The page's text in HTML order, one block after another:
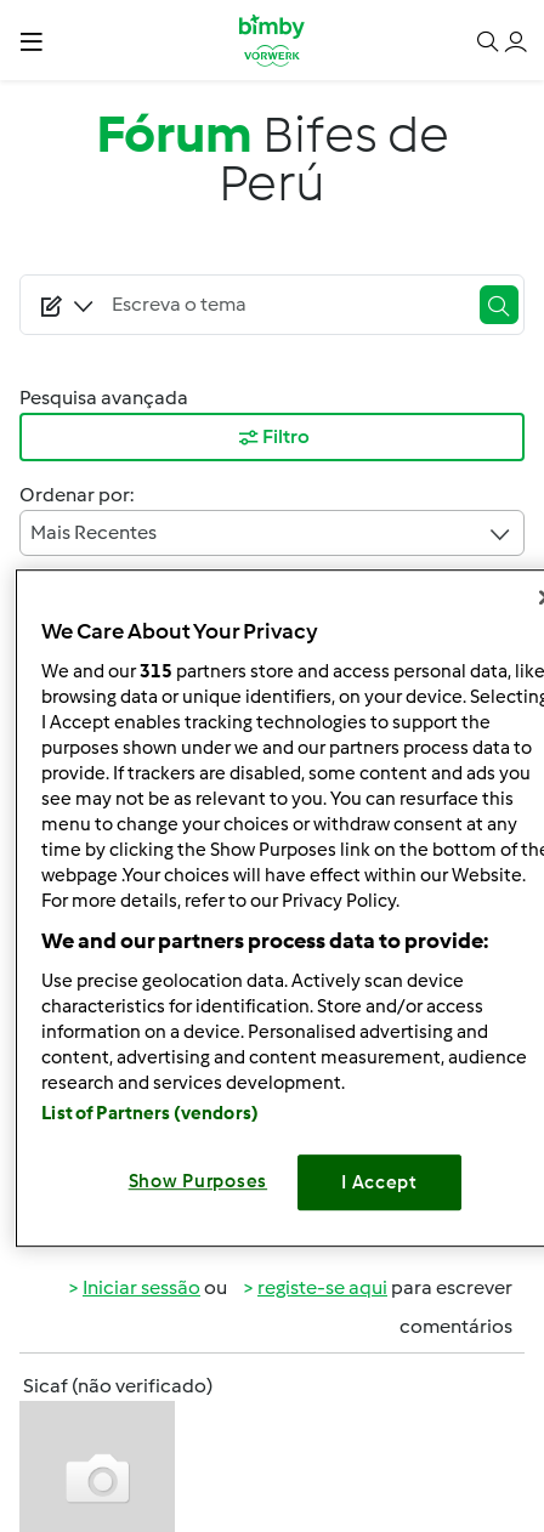
Passar para o conteúdo principal
Fórum Bifes de
Perú
Pesquisa avançada
Filtro
Ordenar por:
Mais Recentes
10
2 | Última entrada
Responder mensagem
Anónimo (não verificado)
Sáb, 2011-11-05 18:50
Boa Tarde
Gostaria que me dessem sugestões de receitas que
envolvam bifes de perú...::mixie-smile:
Iniciar sessão ou registe-se aqui para escrever
comentários
Sicaf (não verificado)
We Care About Your Privacy
We and our315 partners store and access personal data,
browsing data or unique identifiers, on your device.
I Accept enables tracking technologies to support the
purposes shown under we and our partners process data to
provide. If trackers are disabled, some content and ads you
see may not be as relevant to you. You can resurface this
menu to change your choices or withdraw consent at any
time by clicking the Show Purposes link on the bottom of
webpage .Your choices will have effect within our Website.
For more details, refer to our Privacy Policy.
We and our partners process data to provide:
Use precise geolocation data. Actively scan device
characteristics for identification. Store and/or access
information on a device. Personalised advertising and
content, advertising and content measurement, audience
research and services development.
List of Partners (vendors)
Show Purposes I Accept